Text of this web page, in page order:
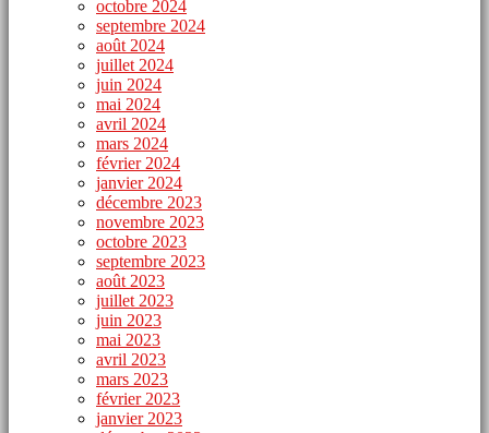
octobre 2024
septembre 2024
août 2024
juillet 2024
juin 2024
mai 2024
avril 2024
mars 2024
février 2024
janvier 2024
décembre 2023
novembre 2023
octobre 2023
septembre 2023
août 2023
juillet 2023
juin 2023
mai 2023
avril 2023
mars 2023
février 2023
janvier 2023